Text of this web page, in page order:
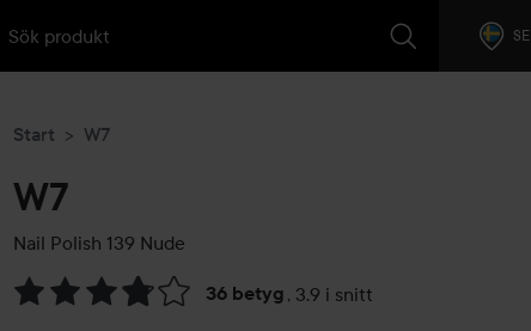
SE
Start W7
W7
Nail Polish 139 Nude
36 betyg , 3.9 i snitt
Hoppa till Betyg & kommentarer